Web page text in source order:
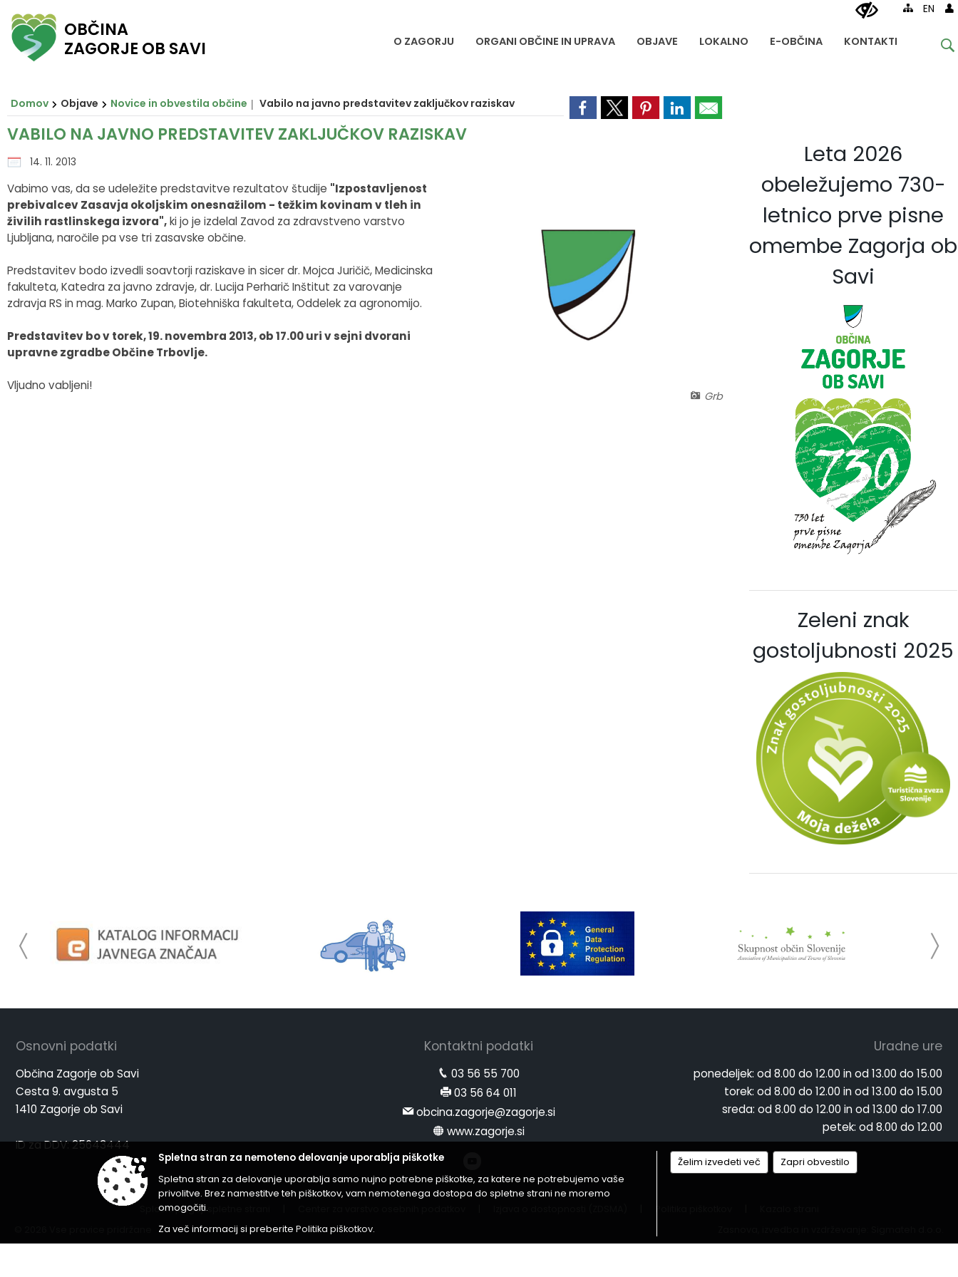
EN
OBČINA
ZAGORJE OB SAVI
O ZAGORJU ORGANI OBČINE IN UPRAVA OBJAVE LOKALNO E-OBČINA KONTAKTI
Domov Objave Novice in obvestila občine Vabilo na javno predstavitev zaključkov raziskav
VABILO NA JAVNO PREDSTAVITEV ZAKLJUČKOV RAZISKAV
14. 11. 2013
Grb
Vabimo vas, da se udeležite predstavitve rezultatov študije "Izpostavljenost
prebivalcev Zasavja okoljskim onesnažilom - težkim kovinam v tleh in
živilih rastlinskega izvora",ki jo je izdelal Zavod za zdravstveno varstvo
Ljubljana, naročile pa vse tri zasavske občine.
Predstavitev bodo izvedli soavtorji raziskave in sicer dr. Mojca Juričič, Medicinska
fakulteta, Katedra za javno zdravje, dr. Lucija Perharič Inštitut za varovanje
zdravja RS in mag. Marko Zupan, Biotehniška fakulteta, Oddelek za agronomijo.
Predstavitev bo v torek, 19. novembra 2013, ob 17.00 uri v sejni dvorani
upravne zgradbe Občine Trbovlje.
Vljudno vabljeni!
Leta 2026
obeležujemo 730-
letnico prve pisne
omembe Zagorja ob
Savi
Zeleni znak
gostoljubnosti 2025
Osnovni podatki
Občina Zagorje ob Savi
Cesta 9. avgusta 5
1410 Zagorje ob Savi
ID za DDV: 25643444
Kontaktni podatki
03 56 55 700
03 56 64 011
obcina.zagorje@zagorje.si
www.zagorje.si
Uradne ure
ponedeljek: od 8.00 do 12.00 in od 13.00 do 15.00
torek: od 8.00 do 12.00 in od 13.00 do 15.00
sreda: od 8.00 do 12.00 in od 13.00 do 17.00
petek: od 8.00 do 12.00
Splošni pogoji spletne strani
Spletna stran za nemoteno delovanje uporablja piškotke
Spletna stran za delovanje uporablja samo nujno potrebne piškotke, za katere ne potrebujemo vaše
privolitve. Brez namestitve teh piškotkov, vam nemotenega dostopa do spletne strani ne moremo
omogočiti.
Za več informacij si preberite Politika piškotkov.
Želim izvedeti več Zapri obvestilo
O ZAGORJU
Zagorje nekoč
Zagorje danes
Občinski praznik
Občinski nagrajenci
Grb in zastava
Pobratene občine
Fotogalerija
Podžupan
Občinski svet
Nadzorni odbor
Občinska uprava
Krajevne skupnosti
Civilna zaščita
Občinska volilna komisija
Občinski svet
Seje občinskega sveta
Posnetki sej
Delovna telesa
OBJAVE
Razpisi in objave
Predpisi občine
Proračuni občine
Prostorski akti občine
Projekti in investicije
Lokalni utrip
Koledar dogodkov
LOKALNO
Društva in združenja
Pomembni kontakti
Slovo naših občanov
E-OBČINA
Predlogi in pobude
E-obveščanje
Za pričetek iskanja kliknite na puščico >